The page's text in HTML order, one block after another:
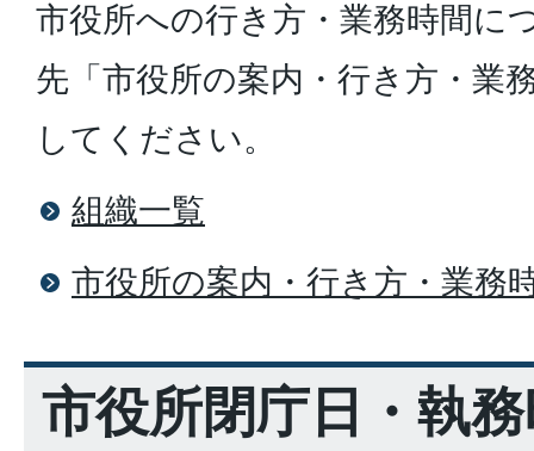
市役所への行き方・業務時間に
先「市役所の案内・行き方・業
してください。
組織一覧
市役所の案内・行き方・業務
市役所閉庁日・執